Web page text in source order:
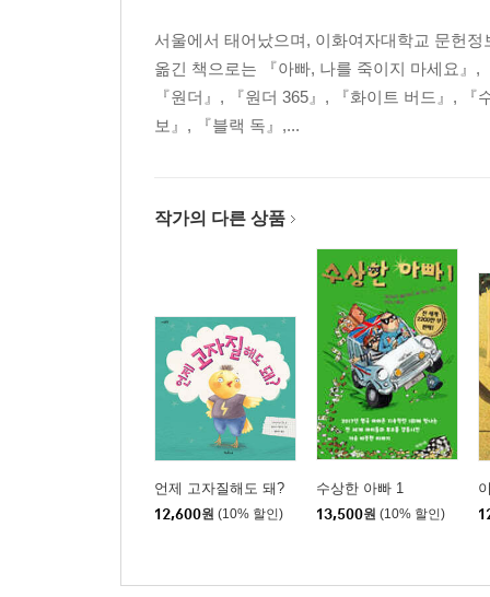
서울에서 태어났으며, 이화여자대학교 문헌
옮긴 책으로는 『아빠, 나를 죽이지 마세요』
『원더』, 『원더 365』, 『화이트 버드』,
보』, 『블랙 독』,...
작가의 다른 상품
언제 고자질해도 돼?
12,600원 (10% 할인)
수상한 아빠 1
13,500원 (10% 할인)